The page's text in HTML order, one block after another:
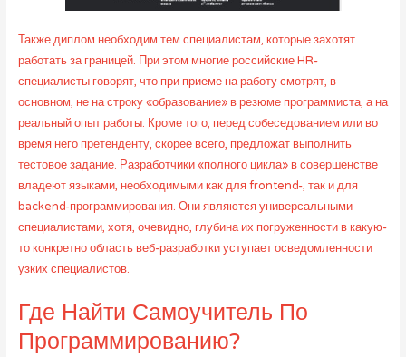
Также диплом необходим тем специалистам, которые захотят
работать за границей. При этом многие российские HR-
специалисты говорят, что при приеме на работу смотрят, в
основном, не на строку «образование» в резюме программиста, а на
реальный опыт работы. Кроме того, перед собеседованием или во
время него претенденту, скорее всего, предложат выполнить
тестовое задание. Разработчики «полного цикла» в совершенстве
владеют языками, необходимыми как для frontend-, так и для
backend-программирования. Они являются универсальными
специалистами, хотя, очевидно, глубина их погруженности в какую-
то конкретно область веб-разработки уступает осведомленности
узких специалистов.
Где Найти Самоучитель По
Программированию?